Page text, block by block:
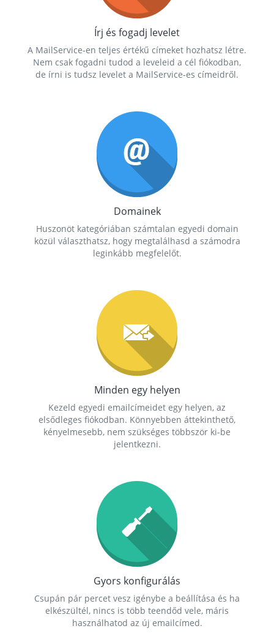
Írj és fogadj levelet
A MailService-en teljes értékű címeket hozhatsz létre.
Nem csak fogadni tudod a leveleid a cél fiókodban,
de írni is tudsz levelet a MailService-es címeidről.
Domainek
Huszonöt kategóriában számtalan egyedi domain
közül választhatsz, hogy megtalálhasd a számodra
leginkább megfelelőt.
Minden egy helyen
Kezeld egyedi emailcímeidet egy helyen, az
elsődleges fiókodban. Könnyebben áttekinthető,
kényelmesebb, nem szükséges többször ki-be
jelentkezni.
Gyors konfigurálás
Csupán pár percet vesz igénybe a beállítása és ha
elkészültél, nincs is több teendőd vele, máris
használhatod az új emailcímed.